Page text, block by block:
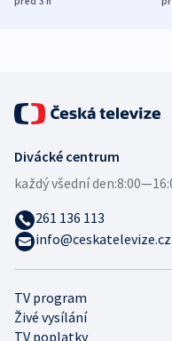
TV program
Živé vysílání
TV poplatky
Divácké centrum
každý všední den:
261 136 113
info@ceskatelevize.cz